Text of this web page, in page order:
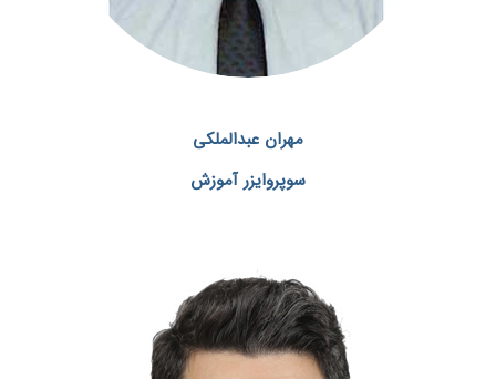
مهران عبدالملکی
سوپروایزر آموزش